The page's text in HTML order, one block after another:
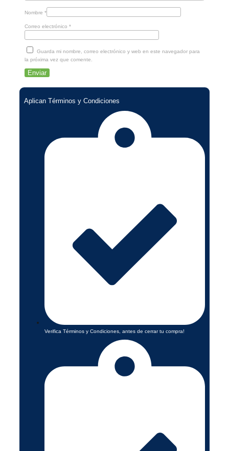
Nombre *
Correo electrónico *
Guarda mi nombre, correo electrónico y web en este navegador para
la próxima vez que comente.
Aplican Términos y Condiciones
Verifica Términos y Condiciones, antes de cerrar tu compra!